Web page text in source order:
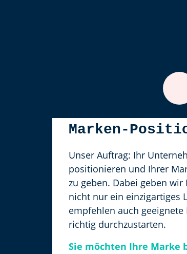
Marken-
Unser Auftrag: Ihr
positionieren und Ihrer
zu geben. Dabei geben
nicht nur ein einzigartiges
empfehlen auch
richtig durchzustarten.
Sie möchten Ihre Marke